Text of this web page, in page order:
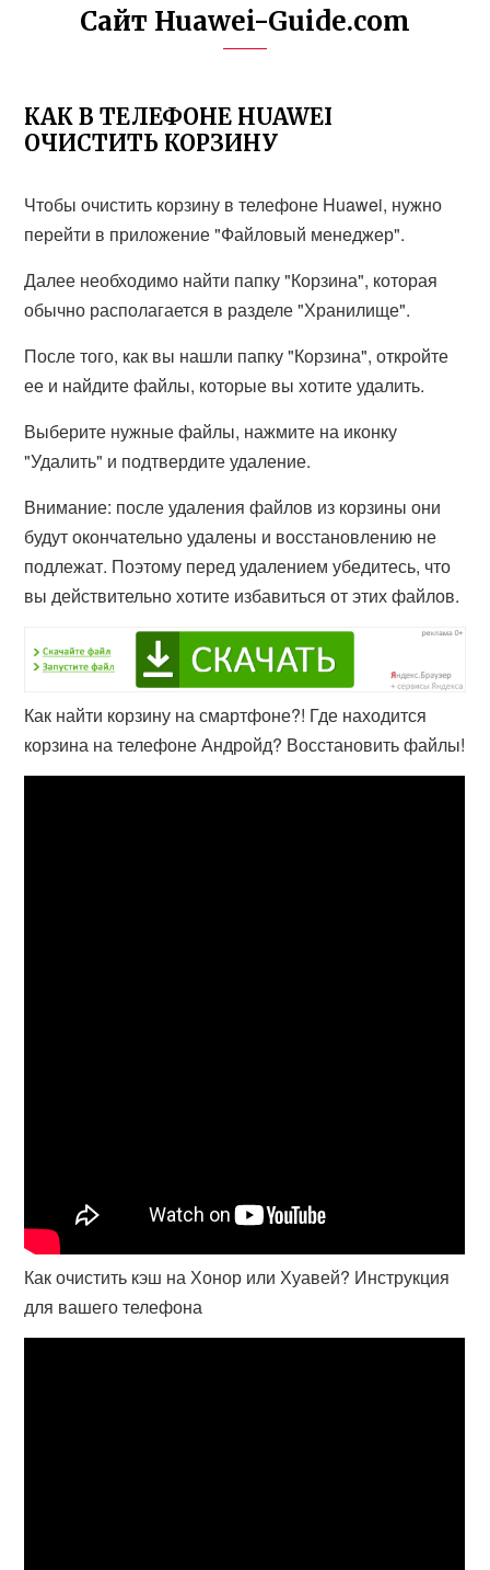
Сайт Huawei-Guide.com
КАК В ТЕЛЕФОНЕ HUAWEI
ОЧИСТИТЬ КОРЗИНУ
Чтобы очистить корзину в телефоне Huawei, нужно
перейти в приложение "Файловый менеджер".
Далее необходимо найти папку "Корзина", которая
обычно располагается в разделе "Хранилище".
После того, как вы нашли папку "Корзина", откройте
ее и найдите файлы, которые вы хотите удалить.
Выберите нужные файлы, нажмите на иконку
"Удалить" и подтвердите удаление.
Внимание: после удаления файлов из корзины они
будут окончательно удалены и восстановлению не
подлежат. Поэтому перед удалением убедитесь, что
вы действительно хотите избавиться от этих файлов.
Как найти корзину на смартфоне?! Где находится
корзина на телефоне Андройд? Восстановить файлы!
Как очистить кэш на Хонор или Хуавей? Инструкция
для вашего телефона